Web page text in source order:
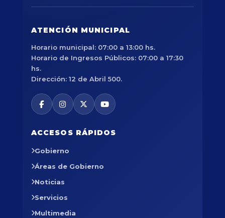
ATENCIÓN MUNICIPAL
Horario municipal: 07:00 a 13:00 hs.
Horario de Ingresos Públicos: 07:00 a 17:30
hs.
Dirección: 12 de Abril 500.
ACCESOS RÁPIDOS
Gobierno
Áreas de Gobierno
Noticias
Servicios
Multimedia